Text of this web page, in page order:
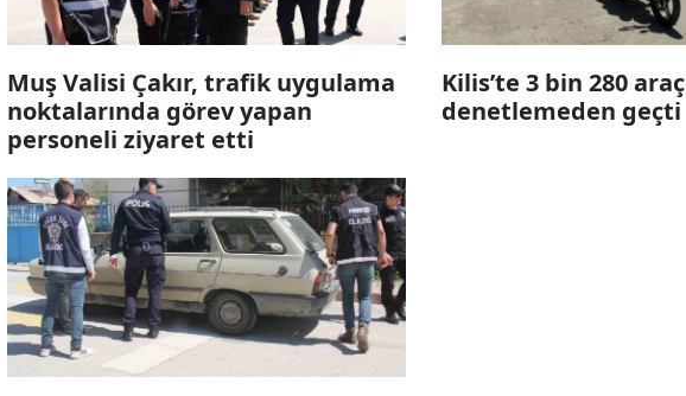
Muş Valisi Çakır, trafik uygulama
noktalarında görev yapan
personeli ziyaret etti
Kilis’te 3 bin 280 araç
denetlemeden geçti